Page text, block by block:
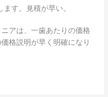
す。見積が早い。
アは、一歯あたりの価格
格説明が早く明確になり